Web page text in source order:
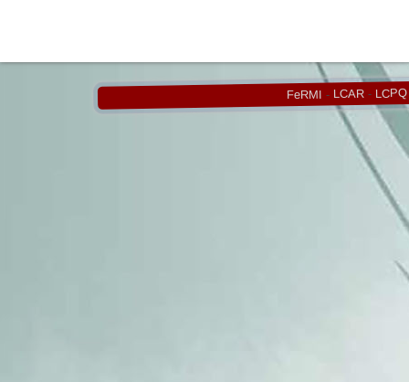
FeRMI - LCAR- LCPQ